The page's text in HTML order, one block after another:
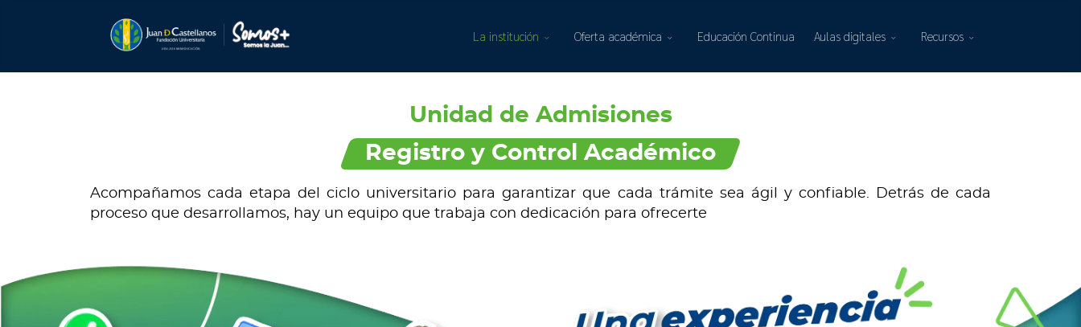
La institución Oferta académica Educación Continua Aulas digitales Recursos
Unidad de Admisiones
Registro y Control Académico
Acompañamos cada etapa del ciclo universitario para garantizar que cada trámite sea ágil y confiable. Detrás de cada
proceso que desarrollamos, hay un equipo que trabaja con dedicación para ofrecerte